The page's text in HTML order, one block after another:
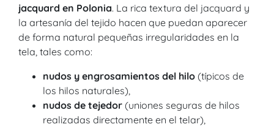
jacquard en Polonia. La rica textura del jacquard y
la artesanía del tejido hacen que puedan aparecer
de forma natural pequeñas irregularidades en la
tela, tales como:
nudos y engrosamientos del hilo (típicos de
los hilos naturales),
nudos de tejedor (uniones seguras de hilos
realizadas directamente en el telar),